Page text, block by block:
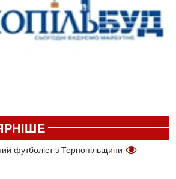
футболіст з Тернопільщини